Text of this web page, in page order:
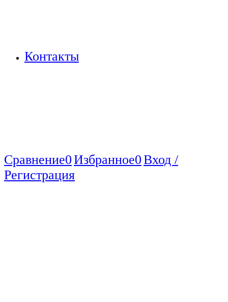
Контакты
Сравнение0Избранное0Вход /
Регистрация